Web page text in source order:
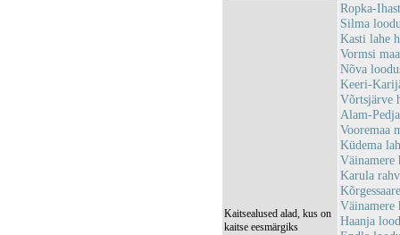
Kaitsealused alad, kus on
kaitse eesmärgiks
Ropka-
Silma
Kasti lahe
Vormsi
Nõva
Keeri-
Võrtsjärve
Alam-
Vooremaa
Küdema
Väinamere
Karula
Haanja